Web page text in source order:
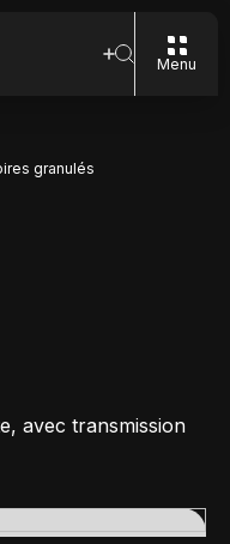
Menu
granulés
avec transmission